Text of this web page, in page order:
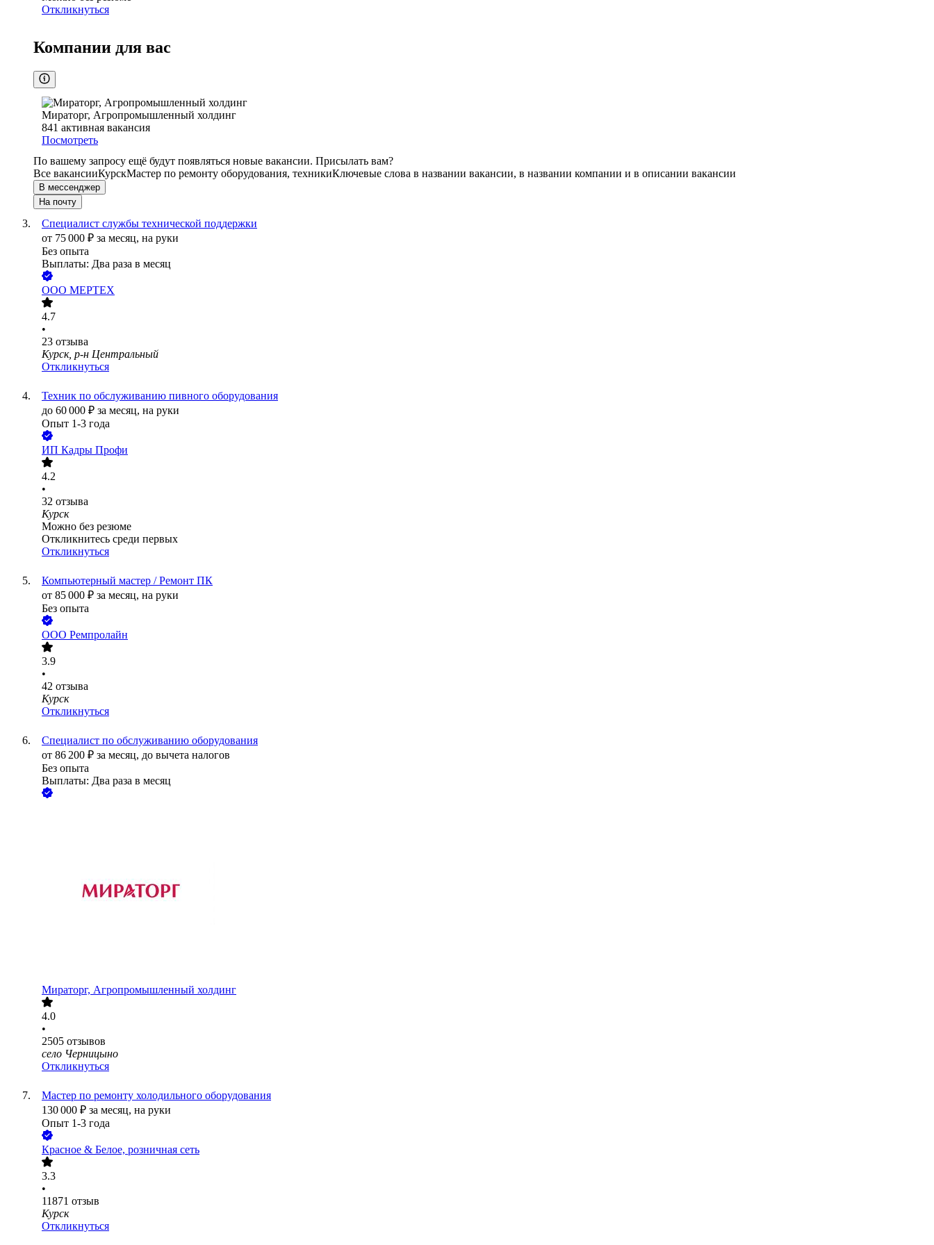
Откликнуться
Компании для вас
Мираторг, Агропромышленный холдинг
841 активная вакансия
Посмотреть
По вашему запросу ещё будут появляться новые вакансии. Присылать вам?
Все вакансииКурскМастер по ремонту оборудования, техникиКлючевые слова в названии вакансии, в названии компании и в описании вакансии
В мессенджер
На почту
Специалист службы технической поддержки
от 75 000 ₽ за месяц, на руки
Без опыта
Выплаты: Два раза в месяц
ООО МЕРТЕХ
4.7
•
23 отзыва
Курск, р-н Центральный
Откликнуться
Техник по обслуживанию пивного оборудования
до 60 000 ₽ за месяц, на руки
Опыт 1-3 года
ИП Кадры Профи
4.2
•
32 отзыва
Курск
Можно без резюме
Откликнитесь среди первых
Откликнуться
Компьютерный мастер / Ремонт ПК
от 85 000 ₽ за месяц, на руки
Без опыта
ООО Ремпролайн
3.9
•
42 отзыва
Курск
Откликнуться
Специалист по обслуживанию оборудования
от 86 200 ₽ за месяц, до вычета налогов
Без опыта
Выплаты: Два раза в месяц
Мираторг, Агропромышленный холдинг
4.0
•
2505 отзывов
село Черницыно
Откликнуться
Мастер по ремонту холодильного оборудования
130 000 ₽ за месяц, на руки
Опыт 1-3 года
Красное & Белое, розничная сеть
3.3
•
11871 отзыв
Курск
Откликнуться